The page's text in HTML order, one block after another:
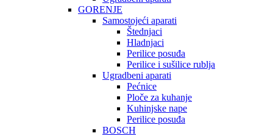
GORENJE
Samostojeći aparati
Štednjaci
Hladnjaci
Perilice posuđa
Perilice i sušilice rublja
Ugradbeni aparati
Pećnice
Ploče za kuhanje
Kuhinjske nape
Perilice posuđa
BOSCH